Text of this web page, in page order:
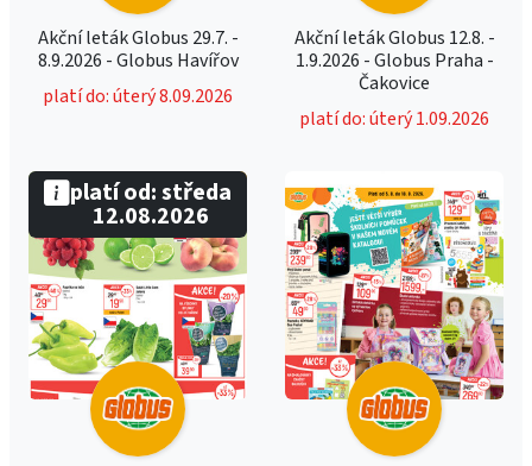
Akční leták Globus 29.7. -
8.9.2026 - Globus Havířov
platí do: úterý 8.09.2026
Akční leták Globus 12.8. -
1.9.2026 - Globus Praha -
Čakovice
platí do: úterý 1.09.2026
platí od: středa
12.08.2026